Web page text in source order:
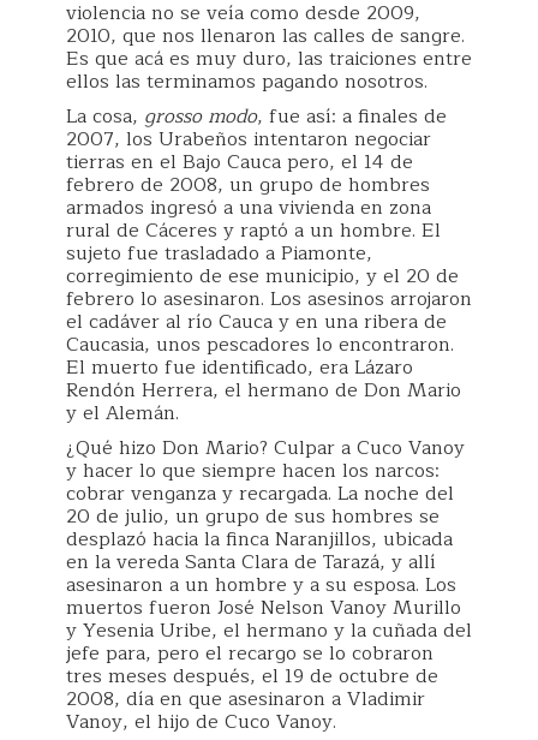
violencia no se veía como desde 2009,
2010, que nos llenaron las calles de sangre.
Es que acá es muy duro, las traiciones entre
ellos las terminamos pagando nosotros.
La cosa, grosso modo, fue así: a finales de
2007, los Urabeños intentaron negociar
tierras en el Bajo Cauca pero, el 14 de
febrero de 2008, un grupo de hombres
armados ingresó a una vivienda en zona
rural de Cáceres y raptó a un hombre. El
sujeto fue trasladado a Piamonte,
corregimiento de ese municipio, y el 20 de
febrero lo asesinaron. Los asesinos arrojaron
el cadáver al río Cauca y en una ribera de
Caucasia, unos pescadores lo encontraron.
El muerto fue identificado, era Lázaro
Rendón Herrera, el hermano de Don Mario
y el Alemán.
¿Qué hizo Don Mario? Culpar a Cuco Vanoy
y hacer lo que siempre hacen los narcos:
cobrar venganza y recargada. La noche del
20 de julio, un grupo de sus hombres se
desplazó hacia la finca Naranjillos, ubicada
en la vereda Santa Clara de Tarazá, y allí
asesinaron a un hombre y a su esposa. Los
muertos fueron José Nelson Vanoy Murillo
y Yesenia Uribe, el hermano y la cuñada del
jefe para, pero el recargo se lo cobraron
tres meses después, el 19 de octubre de
2008, día en que asesinaron a Vladimir
Vanoy, el hijo de Cuco Vanoy.